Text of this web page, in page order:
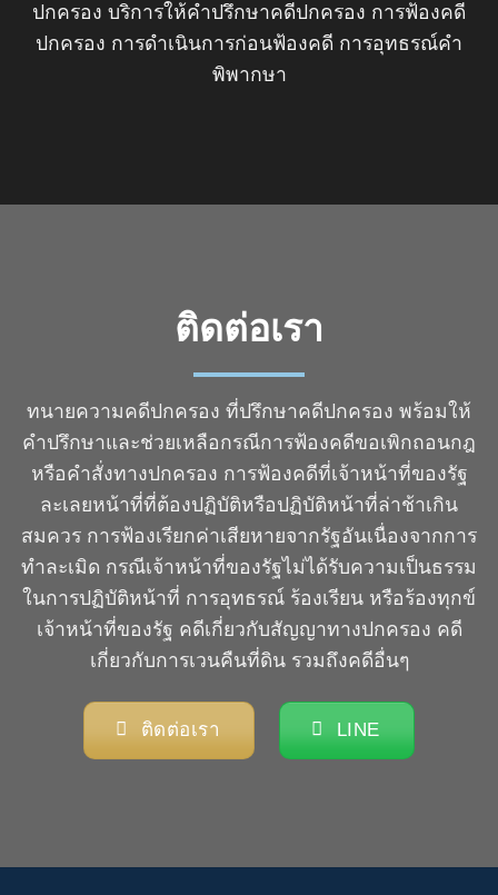
ปกครอง บริการให้คำปรึกษาคดีปกครอง การฟ้องคดี
ปกครอง การดำเนินการก่อนฟ้องคดี การอุทธรณ์คำ
พิพากษา
ติดต่อเรา
ทนายความคดีปกครอง ที่ปรึกษาคดีปกครอง พร้อมให้
คำปรึกษาและช่วยเหลือกรณีการฟ้องคดีขอเพิกถอนกฎ
หรือคำสั่งทางปกครอง การฟ้องคดีที่เจ้าหน้าที่ของรัฐ
ละเลยหน้าที่ที่ต้องปฏิบัติหรือปฏิบัติหน้าที่ล่าช้าเกิน
สมควร การฟ้องเรียกค่าเสียหายจากรัฐอันเนื่องจากการ
ทำละเมิด กรณีเจ้าหน้าที่ของรัฐไม่ได้รับความเป็นธรรม
ในการปฏิบัติหน้าที่ การอุทธรณ์ ร้องเรียน หรือร้องทุกข์
เจ้าหน้าที่ของรัฐ คดีเกี่ยวกับสัญญาทางปกครอง คดี
เกี่ยวกับการเวนคืนที่ดิน รวมถึงคดีอื่นๆ
ติดต่อเรา LINE